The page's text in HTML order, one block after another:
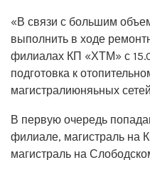
«В связи с большим
выполнить в ходе
филиалах КП «ХТМ» с
подготовка к
магистралиюняьных
В первую очередь
филиале, магистраль на
магистраль на